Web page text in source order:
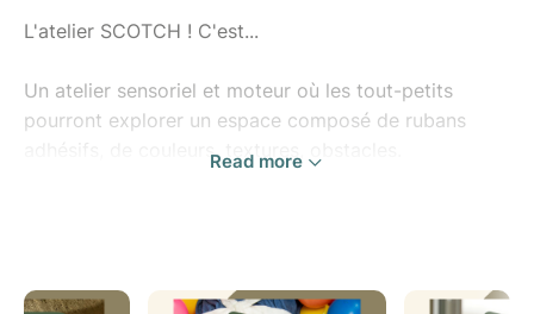
L'atelier SCOTCH ! C'est...
Un atelier sensoriel et moteur où les tout-petits
pourront explorer un espace composé de rubans
adhésifs, de couleurs, textures, obstacles.
Read more